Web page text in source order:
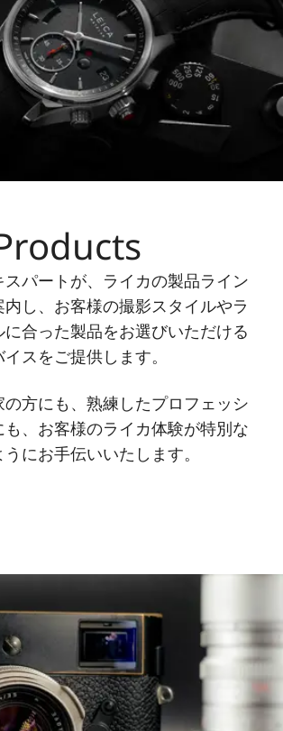
スパートが、ライカの製品ライン
し、お客様の撮影スタイルやラ
に合った製品をお選びいただける
スをご提供します。
方にも、熟練したプロフェッシ
も、お客様のライカ体験が特別な
にお手伝いいたします。